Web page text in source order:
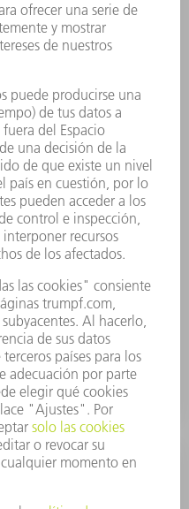
en red uno o varios
varias estaciones o
toda su potencia.
entre sí distintas
o corte.